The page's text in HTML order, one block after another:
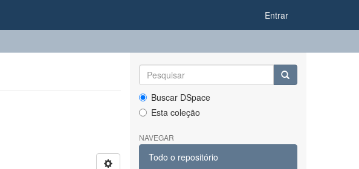
Entrar
Buscar DSpace
Esta coleção
NAVEGAR
Todo o repositório